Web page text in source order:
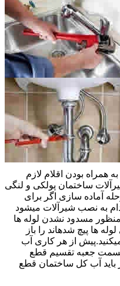
همراه بودن اقلام لازم
ساختمان پولکی و لنگی
آماده سازی اگر برای
به نصب شیرآلات میشود
مسدود نشدن لوله ها
ها پیچ شدهاند را باز
از هر کاری آب
قسمت جعبه تقسیم قطع
باید آب کل ساختمان قطع